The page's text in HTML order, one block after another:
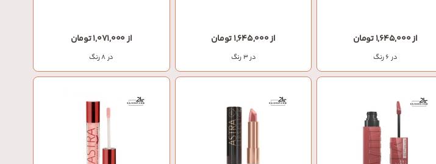
از 1,645,000 تومان
در 6 رنگ
از 1,645,000 تومان
در 3 رنگ
از 1,071,000 تومان
در 8 رنگ